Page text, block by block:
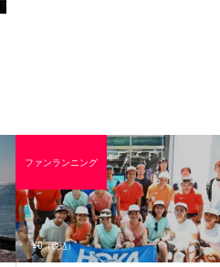
¥0（税込）
ファンランニング